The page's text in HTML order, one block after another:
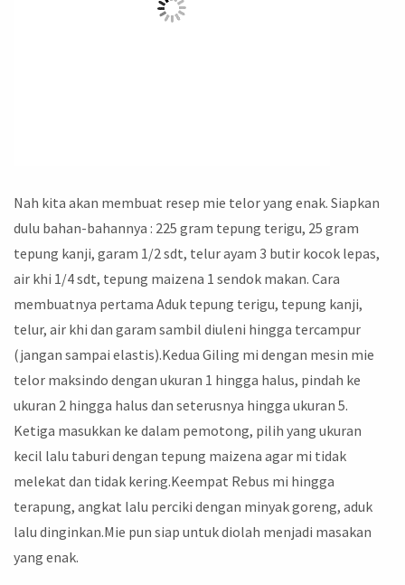
Nah kita akan membuat resep mie telor yang enak. Siapkan
dulu bahan-bahannya : 225 gram tepung terigu, 25 gram
tepung kanji, garam 1/2 sdt, telur ayam 3 butir kocok lepas,
air khi 1/4 sdt, tepung maizena 1 sendok makan. Cara
membuatnya pertama Aduk tepung terigu, tepung kanji,
telur, air khi dan garam sambil diuleni hingga tercampur
(jangan sampai elastis).Kedua Giling mi dengan mesin mie
telor maksindo dengan ukuran 1 hingga halus, pindah ke
ukuran 2 hingga halus dan seterusnya hingga ukuran 5.
Ketiga masukkan ke dalam pemotong, pilih yang ukuran
kecil lalu taburi dengan tepung maizena agar mi tidak
melekat dan tidak kering.Keempat Rebus mi hingga
terapung, angkat lalu perciki dengan minyak goreng, aduk
lalu dinginkan.Mie pun siap untuk diolah menjadi masakan
yang enak.